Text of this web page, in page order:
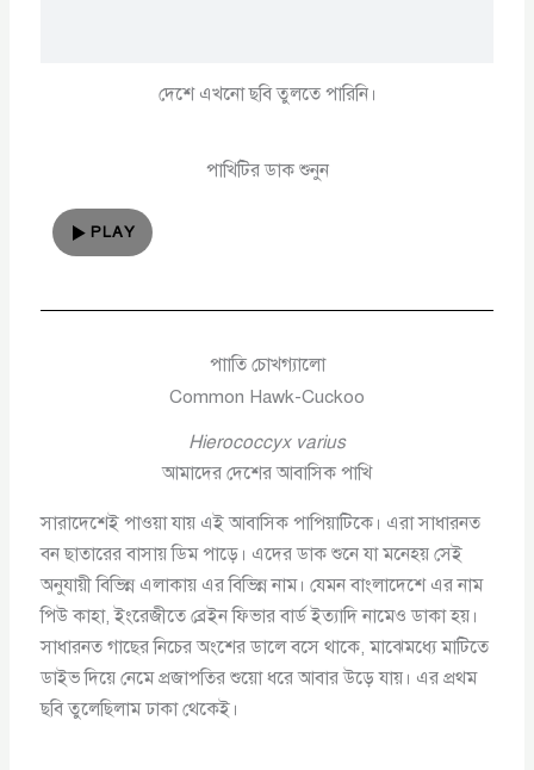
দেশে এখনো ছবি তুলতে পারিনি।
পাখিটির ডাক শুনুন
PLAY
পাাতি চোখগ্যালো
Common Hawk-Cuckoo
Hierococcyx varius
আমাদের দেশের আবাসিক পাখি
সারাদেশেই পাওয়া যায় এই আবাসিক পাপিয়াটিকে। এরা সাধারনত
বন ছাতারের বাসায় ডিম পাড়ে। এদের ডাক শুনে যা মনেহয় সেই
অনুযায়ী বিভিন্ন এলাকায় এর বিভিন্ন নাম। যেমন বাংলাদেশে এর নাম
পিউ কাহা, ইংরেজীতে ব্রেইন ফিভার বার্ড ইত্যাদি নামেও ডাকা হয়।
সাধারনত গাছের নিচের অংশের ডালে বসে থাকে, মাঝেমধ্যে মাটিতে
ডাইভ দিয়ে নেমে প্রজাপতির শুয়ো ধরে আবার উড়ে যায়। এর প্রথম
ছবি তুলেছিলাম ঢাকা থেকেই।